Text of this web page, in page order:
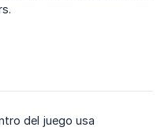
del juego usa